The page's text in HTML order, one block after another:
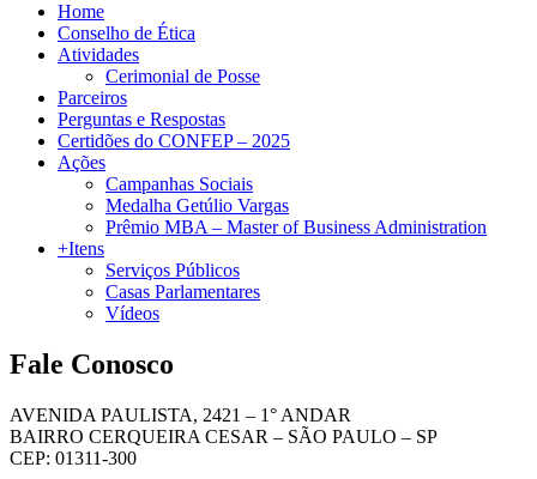
Home
Conselho de Ética
Atividades
Cerimonial de Posse
Parceiros
Perguntas e Respostas
Certidões do CONFEP – 2025
Ações
Campanhas Sociais
Medalha Getúlio Vargas
Prêmio MBA – Master of Business Administration
+Itens
Serviços Públicos
Casas Parlamentares
Vídeos
Fale Conosco
AVENIDA PAULISTA, 2421 – 1° ANDAR
BAIRRO CERQUEIRA CESAR – SÃO PAULO – SP
CEP: 01311-300